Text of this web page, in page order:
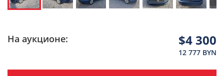
На аукционе: $4 300
12 777 BYN